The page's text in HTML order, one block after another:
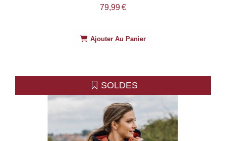
79,99€
Ajouter Au Panier
SOLDES